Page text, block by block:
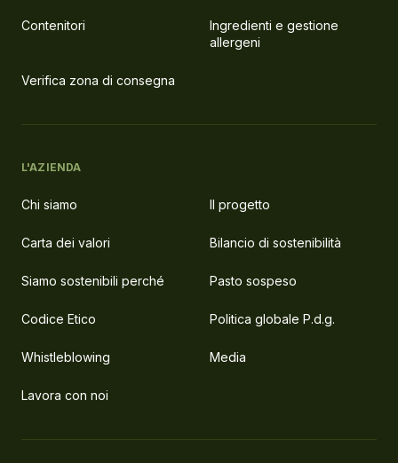
Contenitori
Ingredienti e gestione
allergeni
Verifica zona di consegna
L'AZIENDA
Chi siamo Il progetto
Carta dei valori Bilancio di sostenibilità
Siamo sostenibili perché Pasto sospeso
Codice Etico Politica globale P.d.g.
Whistleblowing Media
Lavora con noi